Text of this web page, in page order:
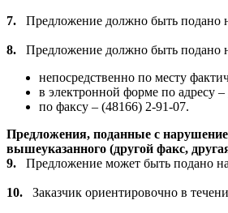
7. Предложение должно быть подано
8. Предложение должно быть подано
непосредственно по месту
в электронной форме по адресу –
по факсу – (48166) 2-91-07.
Предложения, поданные с
вышеуказанного (другой факс,
9.
Предложение может быть подано
10. Заказчик ориентировочно в